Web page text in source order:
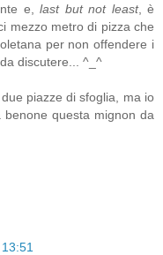
e, last but not least, è
mezzo metro di pizza che
per non offendere i
discutere... ^_^
piazze di sfoglia, ma io
questa mignon da